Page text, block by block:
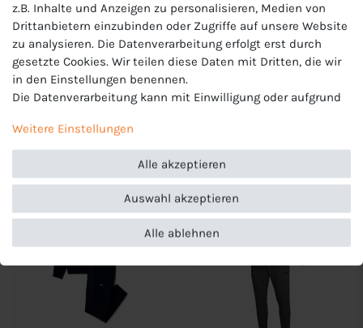
-32%
JAKO Unisex Training Set
Polyesterhose und
Ziptop - 86509272
UVP 72,98 €
49,99 €
-10%
Lacoste Logo Sport
Trainingsanzüge Herren
UVP 239,95 €
z.B. Inhalte und Anzeigen zu personalisieren, Medien von
Drittanbietern einzubinden oder Zugriffe auf unsere Website
zu analysieren. Die Datenverarbeitung erfolgt erst durch
gesetzte Cookies. Wir teilen diese Daten mit Dritten, die wir
in den Einstellungen benennen.
Die Datenverarbeitung kann mit Einwilligung oder aufgrund
kann erteilt oder abgelehnt werden. Es besteht das Recht,
nicht einzuwilligen und die Einwilligung zu einem späteren
Zeitpunkt zu ändern oder zu widerrufen. Beachten Sie unser
Impressumund weitere Hinweise zur Verwendung
personenbezogener Daten in unsererDaten­schutz­erklärung
Weitere Einstellungen
Alle akzeptieren
Alle ablehnen
Auswahl akzeptieren